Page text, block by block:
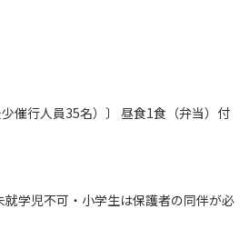
催行人員35名）〕 昼食1食（弁当）付
学児不可・小学生は保護者の同伴が必